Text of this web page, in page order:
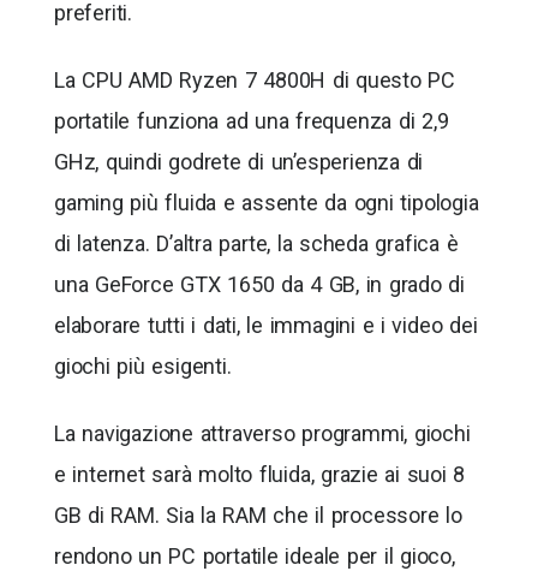
preferiti.
La CPU AMD Ryzen 7 4800H di questo PC
portatile funziona ad una frequenza di 2,9
GHz, quindi godrete di un’esperienza di
gaming più fluida e assente da ogni tipologia
di latenza. D’altra parte, la scheda grafica è
una GeForce GTX 1650 da 4 GB, in grado di
elaborare tutti i dati, le immagini e i video dei
giochi più esigenti.
La navigazione attraverso programmi, giochi
e internet sarà molto fluida, grazie ai suoi 8
GB di RAM. Sia la RAM che il processore lo
rendono un PC portatile ideale per il gioco,